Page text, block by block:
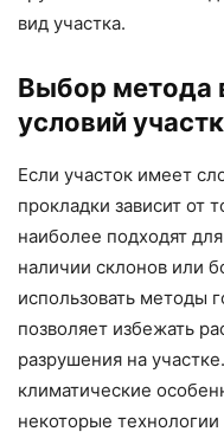
вид участка.
Выбор метода
условий
Если участок имеет
прокладки зависит от
наиболее подходят
наличии склонов или
использовать методы
позволяет избежать
разрушения на
климатические
некоторые